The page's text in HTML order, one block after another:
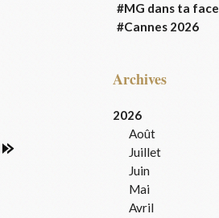
#MG dans ta face
#Cannes 2026
Archives
2026
Août
Juillet
Juin
Mai
Avril